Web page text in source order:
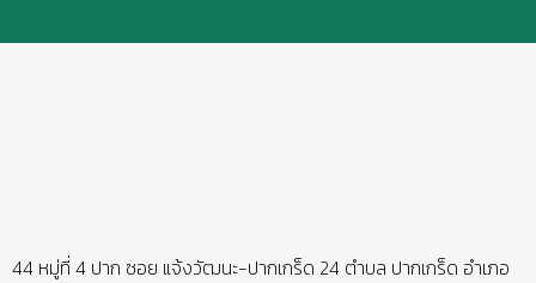
44 หมู่ที่ 4 ปาก ซอย แจ้งวัฒนะ-ปากเกร็ด 24 ตำบล ปากเกร็ด อำเภอ